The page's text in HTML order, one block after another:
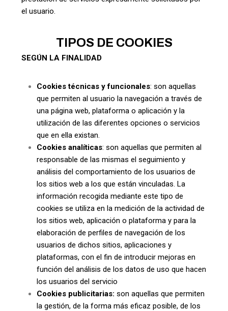
el usuario.
TIPOS DE COOKIES
SEGÚN LA FINALIDAD
Cookies técnicas y funcionales: son aquellas
que permiten al usuario la navegación a través de
una página web, plataforma o aplicación y la
utilización de las diferentes opciones o servicios
que en ella existan.
Cookies analíticas: son aquellas que permiten al
responsable de las mismas el seguimiento y
análisis del comportamiento de los usuarios de
los sitios web a los que están vinculadas. La
información recogida mediante este tipo de
cookies se utiliza en la medición de la actividad de
los sitios web, aplicación o plataforma y para la
elaboración de perfiles de navegación de los
usuarios de dichos sitios, aplicaciones y
plataformas, con el fin de introducir mejoras en
función del análisis de los datos de uso que hacen
los usuarios del servicio
Cookies publicitarias: son aquellas que permiten
la gestión, de la forma más eficaz posible, de los